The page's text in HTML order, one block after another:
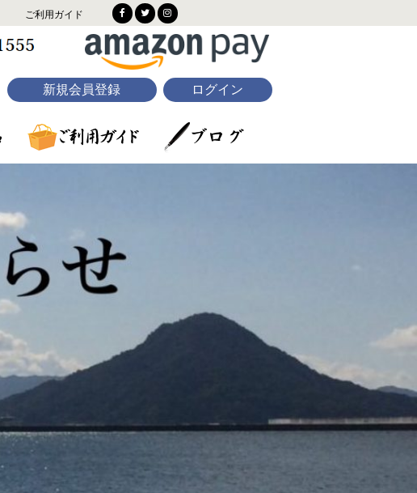
ご利用ガイド
新規会員登録 ログイン